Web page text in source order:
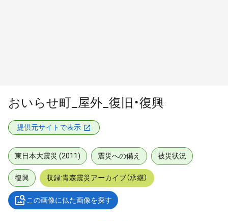
おいらせ町_屋外_復旧・復興
提供元サイトで表示
東日本大震災 (2011) 震災への備え 被災状況
復興 収録:青森震災アーカイブ（承継）
この画像に似た画像を探す